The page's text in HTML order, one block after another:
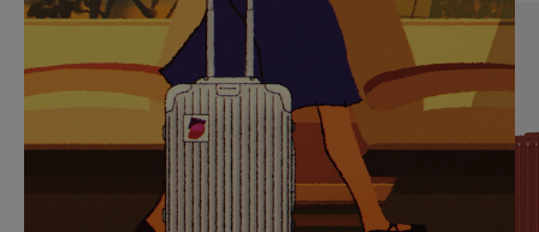
SUR
POUR
METTRE
VEUILLEZ
CLIQUER
POUR
RÉACTIVER
LE